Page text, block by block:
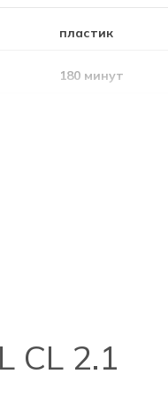
пластик
180 минут
датчик движения
CL 2.1